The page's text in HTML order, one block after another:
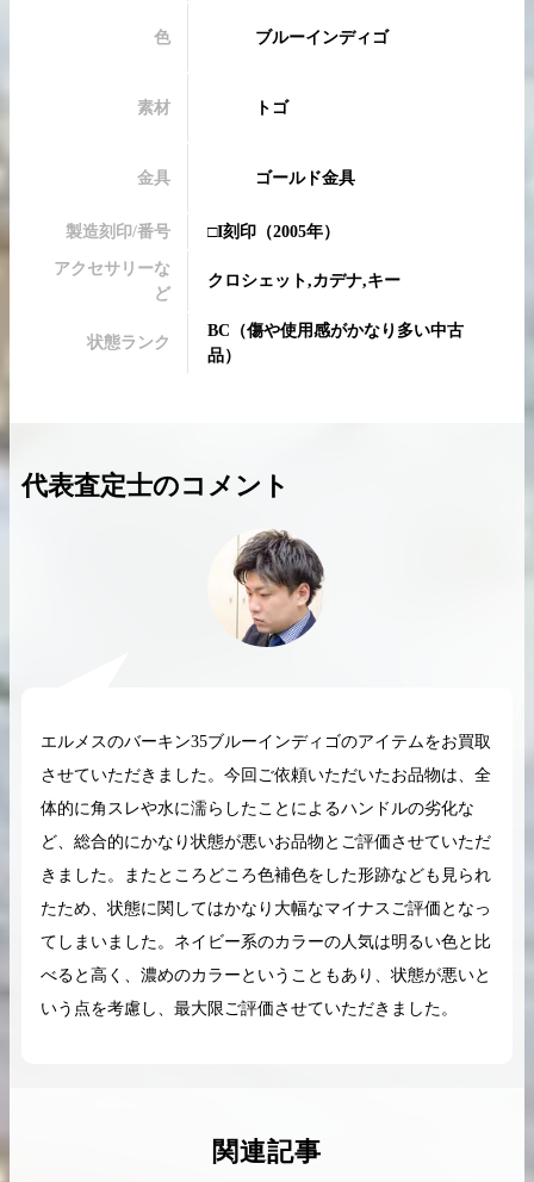
2026.04.10
高く売るためのポイントを徹底解説
色 ブルーインディゴ
素材 トゴ
金具 ゴールド金具
製造刻印/番号 □I刻印 （2005年）
アクセサリーな
ど
クロシェット,カデナ,キー
状態ランク
BC （傷や使用感がかなり多い中古
品）
代表査定士のコメント
エルメスのバーキン35ブルーインディゴのアイテムをお買取
させていただきました。今回ご依頼いただいたお品物は、全
体的に角スレや水に濡らしたことによるハンドルの劣化な
ど、総合的にかなり状態が悪いお品物とご評価させていただ
きました。またところどころ色補色をした形跡なども見られ
たため、状態に関してはかなり大幅なマイナスご評価となっ
てしまいました。ネイビー系のカラーの人気は明るい色と比
べると高く、濃めのカラーということもあり、状態が悪いと
いう点を考慮し、最大限ご評価させていただきました。
関連記事